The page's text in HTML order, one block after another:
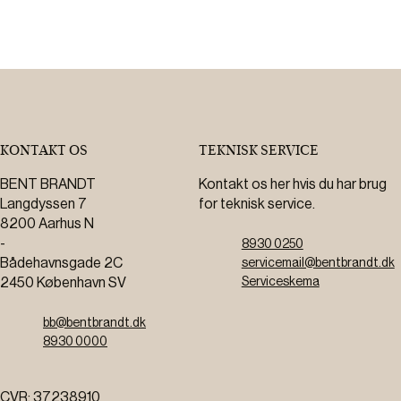
KONTAKT OS
BENT BRANDT
Langdyssen 7
8200 Aarhus N
-
Bådehavnsgade 2C
2450 København SV
bb@bentbrandt.dk
8930 0000
CVR: 37238910
TEKNISK SERVICE
Kontakt os her hvis du har brug
for teknisk service.
8930 0250
servicemail@bentbrandt.dk
Serviceskema